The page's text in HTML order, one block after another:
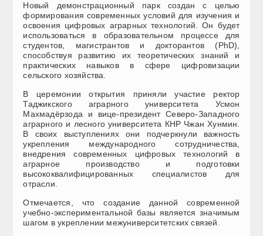
Новый демонстрационный парк создан с целью
формирования современных условий для изучения и
освоения цифровых аграрных технологий. Он будет
использоваться в образовательном процессе для
студентов, магистрантов и докторантов (PhD),
способствуя развитию их теоретических знаний и
практических навыков в сфере цифровизации
сельского хозяйства.
В церемонии открытия приняли участие ректор
Таджикского аграрного университета Усмон
Махмадёрзода и вице-президент Северо-Западного
аграрного и лесного университета КНР Чжан Хунмин.
В своих выступлениях они подчеркнули важность
укрепления международного сотрудничества,
внедрения современных цифровых технологий в
аграрное производство и подготовки
высококвалифицированных специалистов для
отрасли.
Отмечается, что создание данной современной
учебно-экспериментальной базы является значимым
шагом в укреплении межуниверситетских связей.